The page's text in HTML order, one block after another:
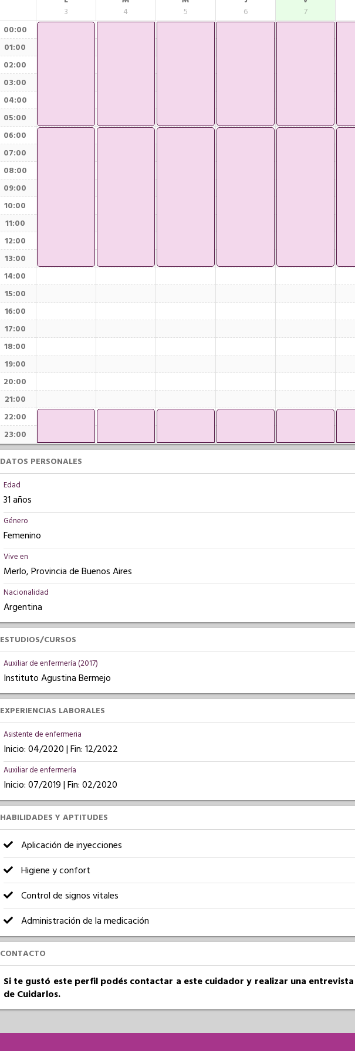
3
4
5
6
7
00:00
01:00
02:00
03:00
04:00
05:00
06:00
07:00
08:00
09:00
10:00
11:00
12:00
13:00
14:00
15:00
16:00
17:00
18:00
19:00
20:00
21:00
22:00
23:00
DATOS PERSONALES
Edad
31 años
Género
Femenino
Vive en
Merlo, Provincia de Buenos Aires
Nacionalidad
Argentina
ESTUDIOS/CURSOS
Auxiliar de enfermería (2017)
Instituto Agustina Bermejo
EXPERIENCIAS LABORALES
Asistente de enfermeria
Inicio: 04/2020 | Fin: 12/2022
Auxiliar de enfermería
Inicio: 07/2019 | Fin: 02/2020
HABILIDADES Y APTITUDES
Aplicación de inyecciones
Higiene y confort
Control de signos vitales
Administración de la medicación
CONTACTO
Si te gustó este perfil podés contactar a este cuidador y realizar una
de Cuidarlos.